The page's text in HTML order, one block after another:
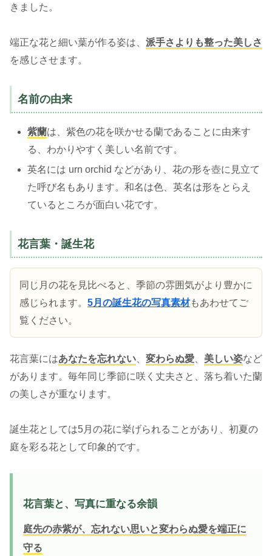
きました。
端正な花と細い葉が作る姿は、 派手さよりも整った美しさ
を感じさせます。
名前の由来
紫蘭は、紫色の花を咲かせる蘭であることに由来す
る、わかりやすく美しい名前です。
英名には urn orchid などがあり、花の形を壺に見立て
た呼び名もあります。和名は色、英名は形をとらえ
ているところが面白い花です。
花言葉・誕生花
同じ月の花を見比べると、季節の雰囲気がより豊かに
感じられます。 5月の誕生花の写真素材もあわせてご
覧ください。
花言葉にはあなたを忘れない、 変わらぬ愛、 美しい姿など
があります。毎年同じ季節に咲く丈夫さと、落ち着いた蘭
の美しさが重なります。
誕生花としては5月の花に挙げられることがあり、初夏の
庭を彩る花として印象的です。
花言葉と、写真に重なる余韻
庭先の赤紫が、忘れない思いと変わらぬ愛を端正に
守る